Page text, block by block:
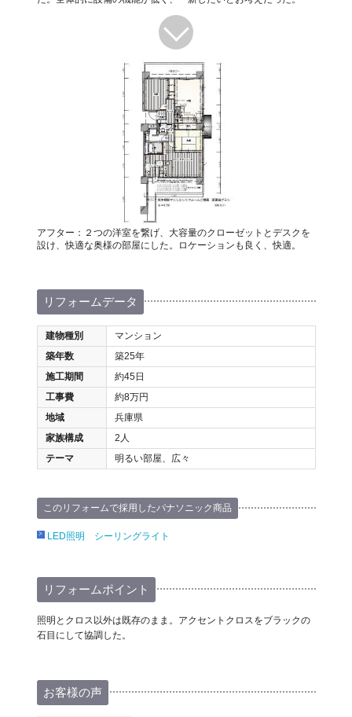
アフター：２つの洋室を繋げ、大容量のクローゼットとデスクを
設け、快適な奥様の部屋にした。ロケーションも良く、快適。
リフォームデータ
建物種別
マンション
築年数
築25年
施工期間
約45日
工事費
約8万円
地域
兵庫県
家族構成
2人
テーマ
明るい部屋、広々
このリフォームで採用したパナソニック商品
LED照明 シーリングライト
リフォームポイント
照明とクロス以外は既存のまま。アクセントクロスをブラックの
石目にして協調した。
お客様の声